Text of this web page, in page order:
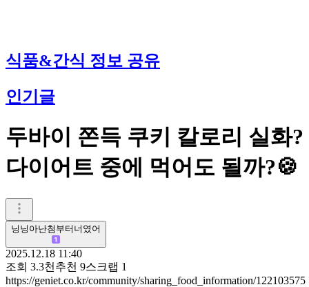
식품&간식 정보 공유
인기글
두바이 쫀득 쿠키 칼로리 실화?
다이어트 중에 먹어도 될까?🍪
닝닝아난첨부터너였어
2025.12.18 11:40
조회 3.3천 추천 9스크랩 1
https://geniet.co.kr/community/sharing_food_information/122103575